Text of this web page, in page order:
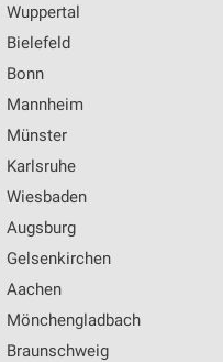
Wuppertal
Bielefeld
Bonn
Mannheim
Münster
Karlsruhe
Wiesbaden
Augsburg
Gelsenkirchen
Aachen
Mönchengladbach
Braunschweig